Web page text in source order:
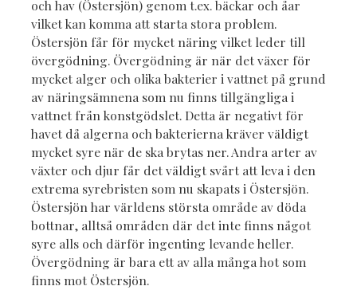
och hav (Östersjön) genom t.ex. bäckar och åar
vilket kan komma att starta stora problem.
Östersjön får för mycket näring vilket leder till
övergödning. Övergödning är när det växer för
mycket alger och olika bakterier i vattnet på grund
av näringsämnena som nu finns tillgängliga i
vattnet från konstgödslet. Detta är negativt för
havet då algerna och bakterierna kräver väldigt
mycket syre när de ska brytas ner. Andra arter av
växter och djur får det väldigt svårt att leva i den
extrema syrebristen som nu skapats i Östersjön.
Östersjön har världens största område av döda
bottnar, alltså områden där det inte finns något
syre alls och därför ingenting levande heller.
Övergödning är bara ett av alla många hot som
finns mot Östersjön.